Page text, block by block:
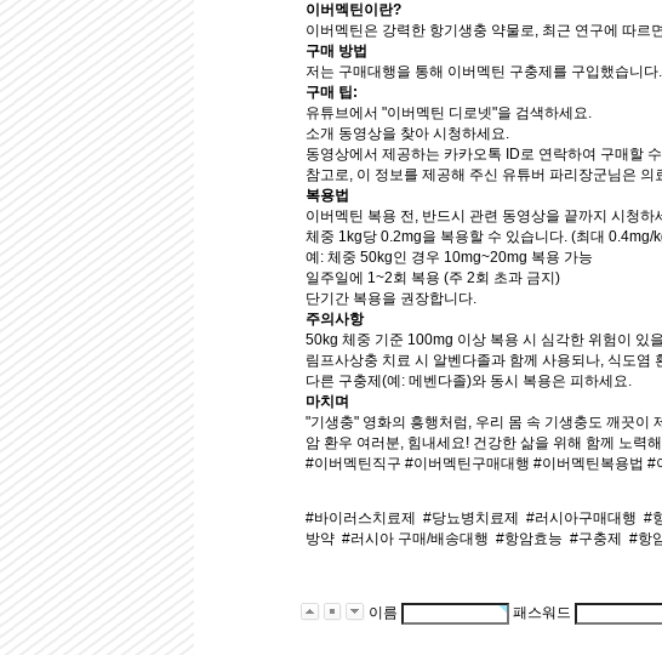
이버멕틴이란?
이버멕틴은 강력한 항기생충 약물로, 최근 연구에 따
구매 방법
저는 구매대행을 통해 이버멕틴 구충제를 구입했습니
구매 팁:
유튜브에서 "이버멕틴 디로넷"을 검색하세요.
소개 동영상을 찾아 시청하세요.
동영상에서 제공하는 카카오톡 ID로 연락하여 구매할
참고로, 이 정보를 제공해 주신 유튜버 파리장군님은
복용법
이버멕틴 복용 전, 반드시 관련 동영상을 끝까지 시청
체중 1kg당 0.2mg을 복용할 수 있습니다. (최대 0.4mg/
예: 체중 50kg인 경우 10mg~20mg 복용 가능
일주일에 1~2회 복용 (주 2회 초과 금지)
단기간 복용을 권장합니다.
주의사항
50kg 체중 기준 100mg 이상 복용 시 심각한 위험이 있
림프사상충 치료 시 알벤다졸과 함께 사용되나, 식도염
다른 구충제(예: 메벤다졸)와 동시 복용은 피하세요.
마치며
"기생충" 영화의 흥행처럼, 우리 몸 속 기생충도 깨끗이
암 환우 여러분, 힘내세요! 건강한 삶을 위해 함께 노력
#이버멕틴직구 #이버멕틴구매대행 #이버멕틴복용법 #
#바이러스치료제 #당뇨병치료제 #러시아구매대행 #
방약 #러시아 구매/배송대행 #항암효능 #구충제 #항
이름 패스워드